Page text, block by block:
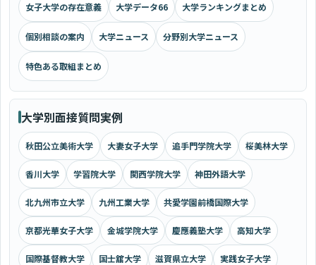
女子大学の存在意義 大学データ66 大学ランキングまとめ
個別相談の案内 大学ニュース 分野別大学ニュース
特色ある取組まとめ
大学別面接質問実例
秋田公立美術大学 大妻女子大学 追手門学院大学 桜美林大学
香川大学 学習院大学 関西学院大学 神田外語大学
北九州市立大学 九州工業大学 共愛学園前橋国際大学
京都光華女子大学 金城学院大学 慶應義塾大学 高知大学
国際基督教大学 国士舘大学 滋賀県立大学 実践女子大学